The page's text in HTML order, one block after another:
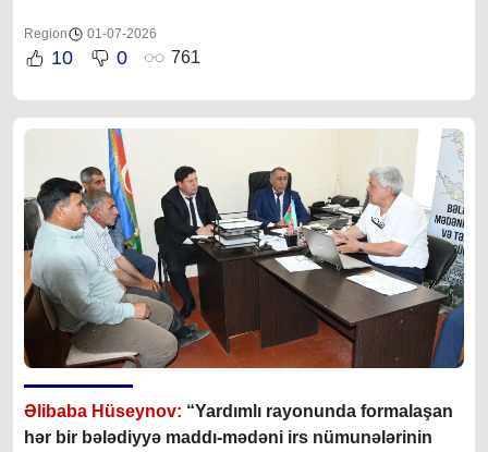
Region 01-07-2026
10 0 761
Əlibaba Hüseynov: “Yardımlı rayonunda formalaşan
hər bir bələdiyyə maddı-mədəni irs nümunələrinin